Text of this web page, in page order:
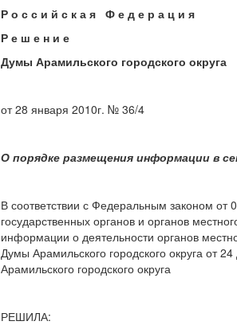
Р о с с и й с к а я Ф е д е р а ц и я
Р е ш е н и е
Думы Арамильского городского округа
от 28 января 2010г. № 36/4
О порядке размещения информации в
В соответствии с Федеральным законом
государственных органов и органов
информации о деятельности органов
Думы Арамильского городского округа от
Арамильского городского округа
РЕШИЛА: